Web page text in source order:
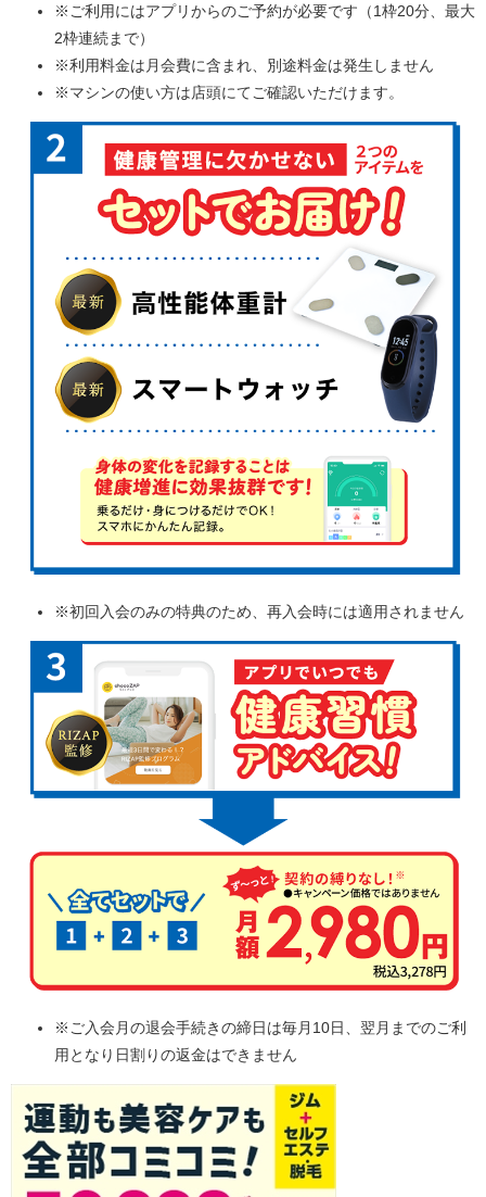
※ご利用にはアプリからのご予約が必要です（1枠20分、最大
2枠連続まで）
※利用料金は月会費に含まれ、別途料金は発生しません
※マシンの使い方は店頭にてご確認いただけます。
※初回入会のみの特典のため、再入会時には適用されません
※ご入会月の退会手続きの締日は毎月10日、翌月までのご利
用となり日割りの返金はできません